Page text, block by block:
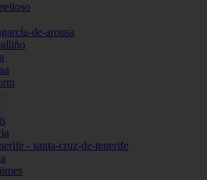
de-arousa
- santa-cruz-de-tenerife